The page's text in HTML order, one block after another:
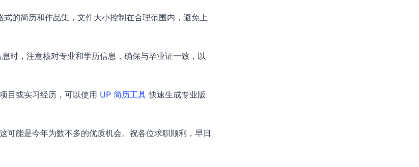
的简历和作品集，文件大小控制在合理范围内，避免上
时，注意核对专业和学历信息，确保与毕业证一致，以
目或实习经历，可以使用 UP 简历工具 快速生成专业版
可能是今年为数不多的优质机会。祝各位求职顺利，早日